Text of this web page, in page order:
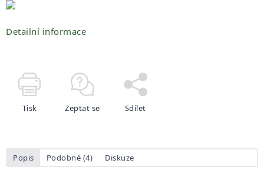
Detailní informace
Tisk Zeptat se Sdílet
Popis Podobné (4) Diskuze